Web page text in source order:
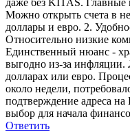
Можно открыть счета в
доллары и евро. 2.
Относительно низкие
Единственный нюанс -
выгодно из-за
долларах или евро.
около недели,
подтверждение адреса
выбор для начала
Ответить